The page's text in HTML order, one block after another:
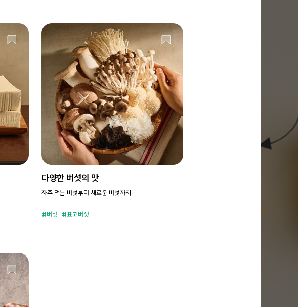
다양한 버섯의 맛
자주 먹는 버섯부터 새로운 버섯까지
버섯 표고버섯